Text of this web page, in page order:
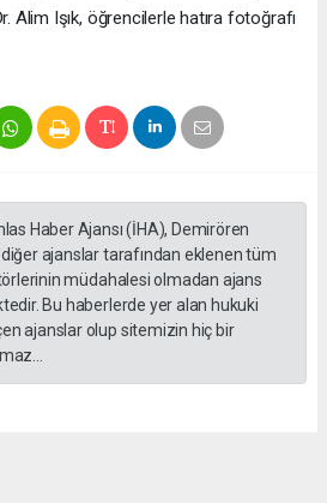
Alim Işık, öğrencilerle hatıra fotoğrafı
Haber Ajansı (İHA), Demirören
diğer ajanslar tarafından eklenen tüm
müdahalesi olmadan ajans
Bu haberlerde yer alan hukuki
ajanslar olup sitemizin hiç bir